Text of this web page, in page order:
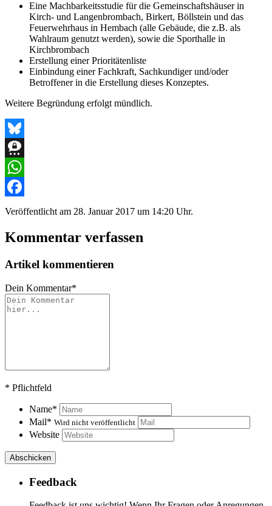
Eine Machbarkeitsstudie für die Gemeinschaftshäuser in
Kirch- und Langenbrombach, Birkert, Böllstein und das
Feuerwehrhaus in Hembach (alle Gebäude, die z.B. als
Wahlraum genutzt werden), sowie die Sporthalle in
Kirchbrombach
Erstellung einer Prioritätenliste
Einbindung einer Fachkraft, Sachkundiger und/oder
Betroffener in die Erstellung dieses Konzeptes.
Weitere Begründung erfolgt mündlich.
Bluesky
Threema
WhatsApp
Facebook
Veröffentlicht am 28. Januar 2017 um 14:20 Uhr.
Kommentar verfassen
Artikel kommentieren
Dein Kommentar*
* Pflichtfeld
Name*
Mail* Wird nicht veröffentlicht
Website
Feedback